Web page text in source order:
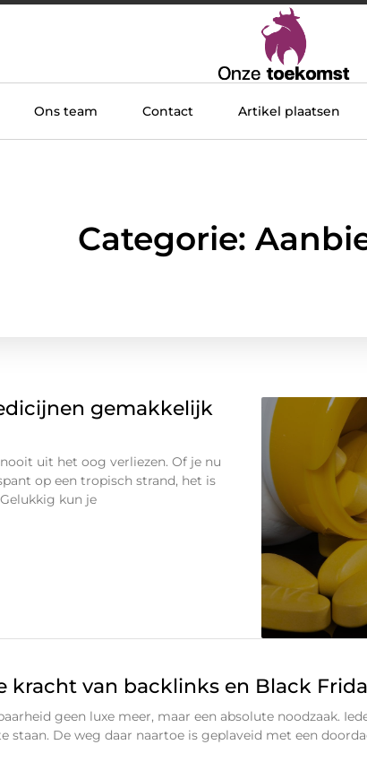
Ons team Contact Artikel plaatsen
Categorie:
gemakkelijk
uit het oog verliezen. Of je nu
op een tropisch strand, het is
kun je
kracht van backlinks en Black
geen luxe meer, maar een absolute noodzaak.
staan. De weg daar naartoe is geplaveid met een